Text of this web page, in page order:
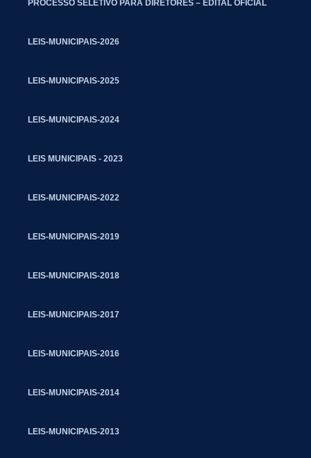
PROCESSO SELETIVO PARA DIRETORES – EDITAL OFICIAL
LEIS-MUNICIPAIS-2026
LEIS-MUNICIPAIS-2025
LEIS-MUNICIPAIS-2024
LEIS MUNICIPAIS - 2023
LEIS-MUNICIPAIS-2022
LEIS-MUNICIPAIS-2019
LEIS-MUNICIPAIS-2018
LEIS-MUNICIPAIS-2017
LEIS-MUNICIPAIS-2016
LEIS-MUNICIPAIS-2014
LEIS-MUNICIPAIS-2013